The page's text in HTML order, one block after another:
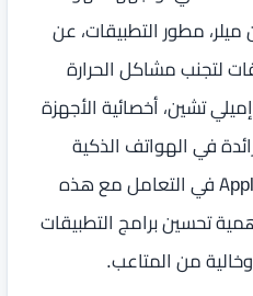
مطور التطبيقات، عن
لتجنب مشاكل الحرارة
تشين، أخصائية الأجهزة
في الهواتف الذكية
الحديثة، وأثنت على شفافية Apple في التعامل مع هذه
تحسين برامج التطبيقات
من المتاعب.